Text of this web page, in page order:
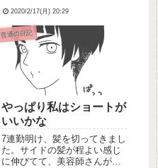
法は過去記事にて)
2020/2/17(月) 20:29
普通の日記
やっぱり私はショートが
いいかな
7連勤明け、髪を切ってきまし
た。サイドの髪が程よい感じ
に伸びてて、美容師さんが